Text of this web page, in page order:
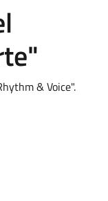
& Voice".